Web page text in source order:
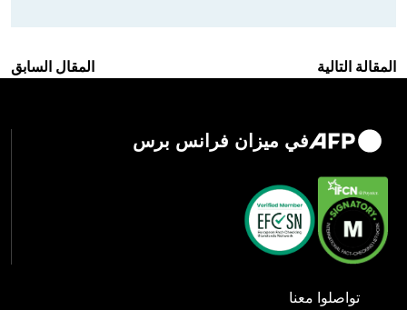
المقالة التالية المقال السابق
في ميزان فرانس برس
تواصلوا معنا